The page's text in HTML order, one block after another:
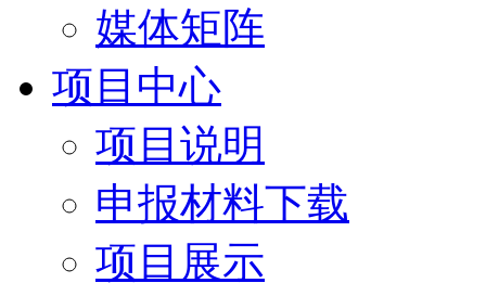
媒体矩阵
项目中心
项目说明
申报材料下载
项目展示